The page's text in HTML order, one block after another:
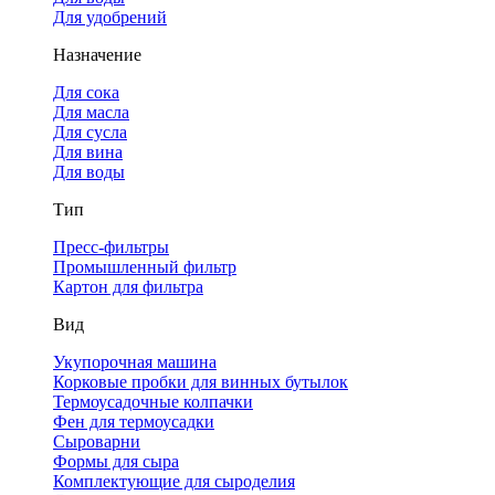
Для удобрений
Назначение
Для сока
Для масла
Для сусла
Для вина
Для воды
Тип
Пресс-фильтры
Промышленный фильтр
Картон для фильтра
Вид
Укупорочная машина
Корковые пробки для винных бутылок
Термоусадочные колпачки
Фен для термоусадки
Сыроварни
Формы для сыра
Комплектующие для сыроделия